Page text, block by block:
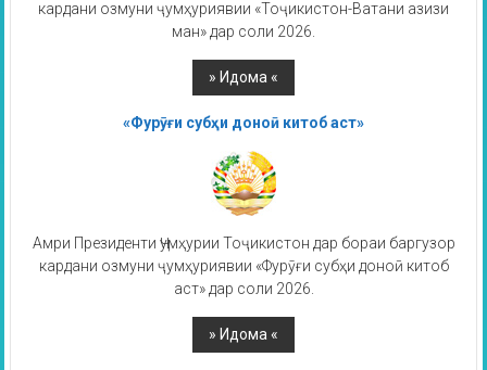
кардани озмуни ҷумҳуриявии «Тоҷикистон-Ватани азизи
ман» дар соли 2026.
«Фурӯғи субҳи доноӣ китоб аст»
Амри Президенти Ҷумҳурии Тоҷикистон дар бораи баргузор
кардани озмуни ҷумҳуриявии «Фурӯғи субҳи доноӣ китоб
аст» дар соли 2026.